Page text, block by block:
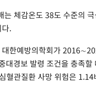
는 체감온도 38도 수준의
.
한예방의학회가
대경보 발령 조건을 충족
혈관질환 사망 위험은